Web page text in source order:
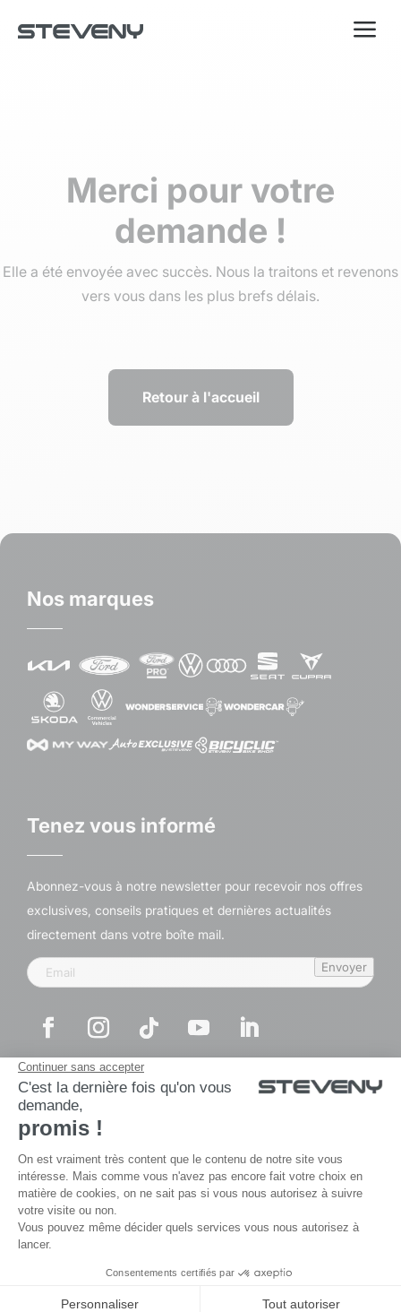
a
Merci pour votre
demande !
Elle a été envoyée avec succès. Nous la traitons et revenons
vers vous dans les plus brefs délais.
Retour à l'accueil
Nos marques
Tenez vous informé
Abonnez-vous à notre newsletter pour recevoir nos offres
exclusives, conseils pratiques et dernières actualités
directement dans votre boîte mail.
Envoyer
© ByPoush
Mentions légales
Politique de confidentialité
Le groupe Steveny
À propos
Jobs